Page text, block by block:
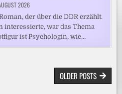
2026
der über die DDR erzählt.
interessierte, war das Thema
ist Psychologin, wie…
OLDER POSTS